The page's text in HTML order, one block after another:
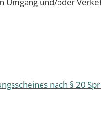
nach § 20